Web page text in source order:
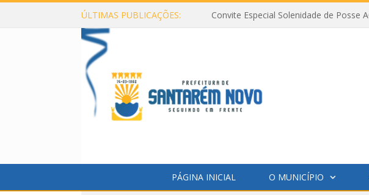
ÚLTIMAS PUBLICAÇÕES: Convite Especial Solenidade de Posse
PÁGINA INICIAL O MUNICÍPIO